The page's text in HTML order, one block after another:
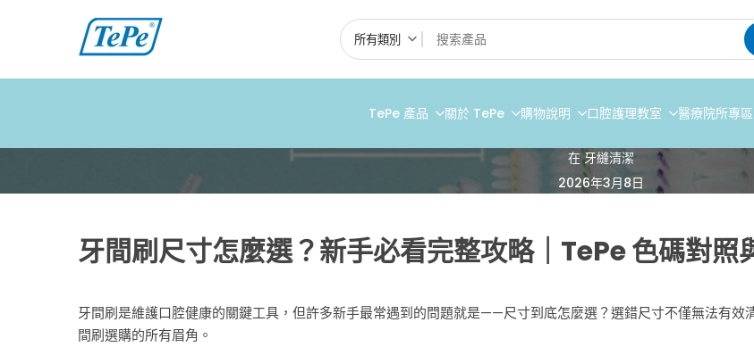
醫療院所專區
TePe 產品 口腔護理教室
關於 TePe 購物說明
間
在牙縫清潔
2026年3月8日
牙間刷尺寸怎麼選？新手必看完整攻略｜TePe 色碼對照
牙間刷是維護口腔健康的關鍵工具，但許多新手最常遇到的問題就是——尺寸到底怎麼選？選錯尺寸不僅無法有
間刷選購的所有眉角。